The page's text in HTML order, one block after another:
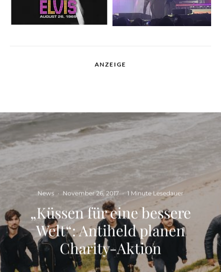
ANZEIGE
News · November 26, 2017 · 1 Minute Lesedauer
„Küssen für eine bessere
Welt“: Antiheld planen
Charity-Aktion